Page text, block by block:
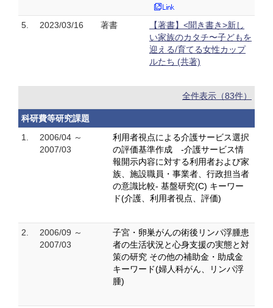
5. 2023/03/16 著書
【著書】<聞き書き>新し
い家族のカタチ〜子どもを
迎える/育てる女性カップ
ルたち (共著)
全件表示（83件）
科研費等研究課題
1.
2006/04 ～
2007/03
利用者視点による介護サービス選択
の評価基準作成 -介護サービス情
報開示内容に対する利用者および家
族、施設職員・事業者、行政担当者
の意識比較- 基盤研究(C) キーワー
ド(介護、利用者視点、評価)
2.
2006/09 ～
2007/03
子宮・卵巣がんの術後リンパ浮腫患
者の生活状況と心身支援の実態と対
策の研究 その他の補助金・助成金
キーワード(婦人科がん、リンパ浮
腫)